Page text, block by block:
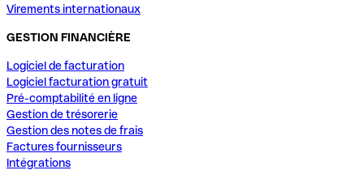
Virements internationaux
GESTION FINANCIÈRE
Logiciel de facturation
Logiciel facturation gratuit
Pré-comptabilité en ligne
Gestion de trésorerie
Gestion des notes de frais
Factures fournisseurs
Intégrations